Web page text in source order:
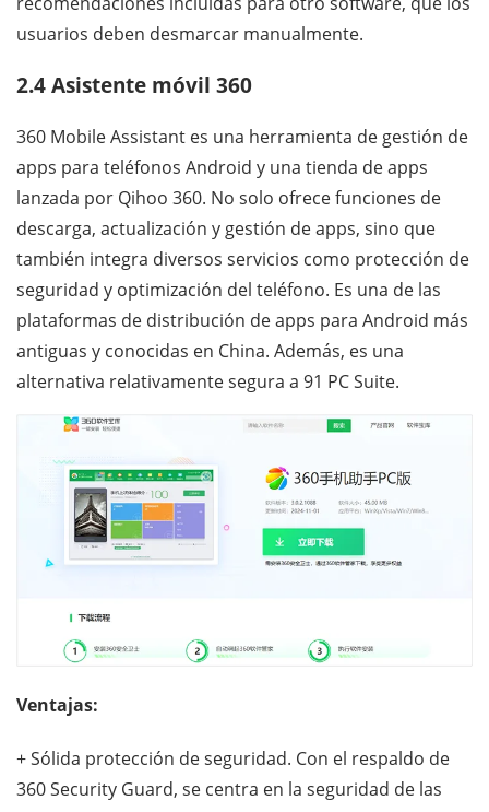
usuarios deben desmarcar manualmente.
2.4 Asistente móvil 360
360 Mobile Assistant es una herramienta de gestión de
apps para teléfonos Android y una tienda de apps
lanzada por Qihoo 360. No solo ofrece funciones de
descarga, actualización y gestión de apps, sino que
también integra diversos servicios como protección de
seguridad y optimización del teléfono. Es una de las
plataformas de distribución de apps para Android más
antiguas y conocidas en China. Además, es una
alternativa relativamente segura a 91 PC Suite.
Ventajas:
+ Sólida protección de seguridad. Con el respaldo de
360 ​​Security Guard, se centra en la seguridad de las